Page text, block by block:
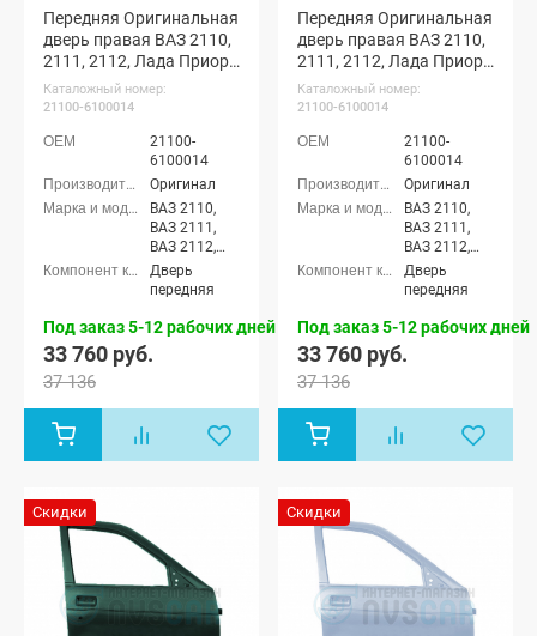
Передняя Оригинальная
дверь правая ВАЗ 2110,
2111, 2112, Лада Приора
(Космос 665)
Каталожный номер:
21100-6100014
21100-
6100014
Оригинал
ВАЗ 2110,
ВАЗ 2111,
ВАЗ 2112,
Лада
Приора
2170), Лада
универсал
хэтчбек (ВАЗ
2172), Лада
хэтчбек (ВАЗ
21724)
Дверь
передняя
Под заказ 5-12 рабочих дней
33 760 руб.
37 136
Передняя Оригинальная
дверь правая ВАЗ 2110,
2111, 2112, Лада Приора
(Млечный путь 606)
Каталожный номер:
21100-6100014
21100-
6100014
Оригинал
ВАЗ 2110,
ВАЗ 2111,
ВАЗ 2112,
Лада
Приора
2170), Лада
универсал
хэтчбек (ВАЗ
2172), Лада
хэтчбек (ВАЗ
21724)
Дверь
передняя
Под заказ 5-12 рабочих дней
33 760 руб.
37 136
Скидки Скидки